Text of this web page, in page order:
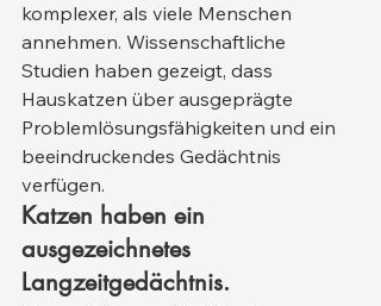
komplexer, als viele Menschen
annehmen. Wissenschaftliche
Studien haben gezeigt, dass
Hauskatzen über ausgeprägte
Problemlösungsfähigkeiten und ein
beeindruckendes Gedächtnis
verfügen.
Katzen haben ein
ausgezeichnetes
Langzeitgedächtnis.